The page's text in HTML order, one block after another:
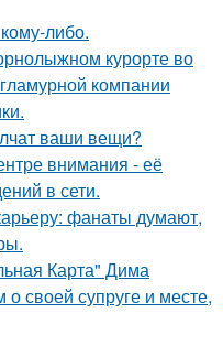
либо.
курорте во
компании
ваши вещи?
внимания - её
в сети.
фанаты думают,
Карта" Дима
своей супруге и месте,